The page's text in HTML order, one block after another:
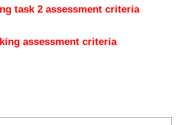
task 2 assessment criteria
assessment criteria